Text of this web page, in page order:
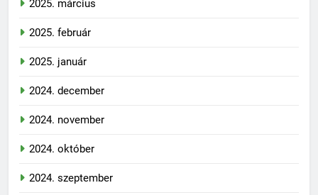
2025. március
2025. február
2025. január
2024. december
2024. november
2024. október
2024. szeptember